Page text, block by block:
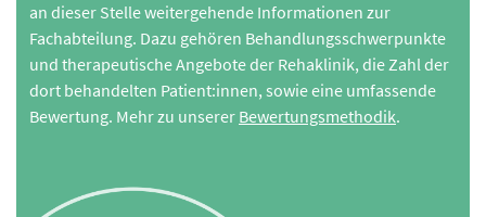
an dieser Stelle weitergehende Informationen zur
Fachabteilung. Dazu gehören Behandlungsschwerpunkte
und therapeutische Angebote der Rehaklinik, die Zahl der
dort behandelten Patient:innen, sowie eine umfassende
Bewertung. Mehr zu unserer Bewertungsmethodik.